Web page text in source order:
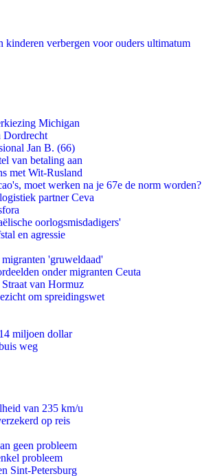
verbergen voor ouders ultimatum
Michigan
Dordrecht
Jan B. (66)
van betaling aan
met Wit-Rusland
moet werken na je 67e de norm worden?
partner Ceva
oorlogsmisdadigers'
en agressie
'gruweldaad'
onder migranten Ceuta
van Hormuz
om spreidingswet
miljoen dollar
weg
van 235 km/u
op reis
geen probleem
probleem
Sint-Petersburg